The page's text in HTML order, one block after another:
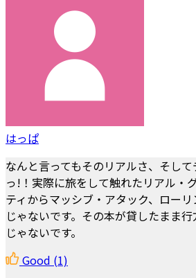
はっぱ
なんと言ってもそのリアルさ、そし
っ!！実際に旅をして触れたリアル・
ティからマッシブ・アタック、ロー
じゃないです。その本が貸したまま
じゃないです。
Good (1)